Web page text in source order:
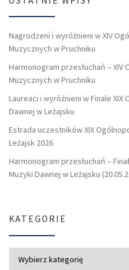
Nagrodzeni i wyróżnieni w XIV
Muzycznych w Pruchniku
Harmonogram przesłuchań –
Muzycznych w Pruchniku
Laureaci i wyróżnieni w Finale
Dawnej w Leżajsku
Estrada uczestników XIX
Leżajsk 2026
Harmonogram przesłuchań –
Muzyki Dawnej w Leżajsku
KATEGORIE